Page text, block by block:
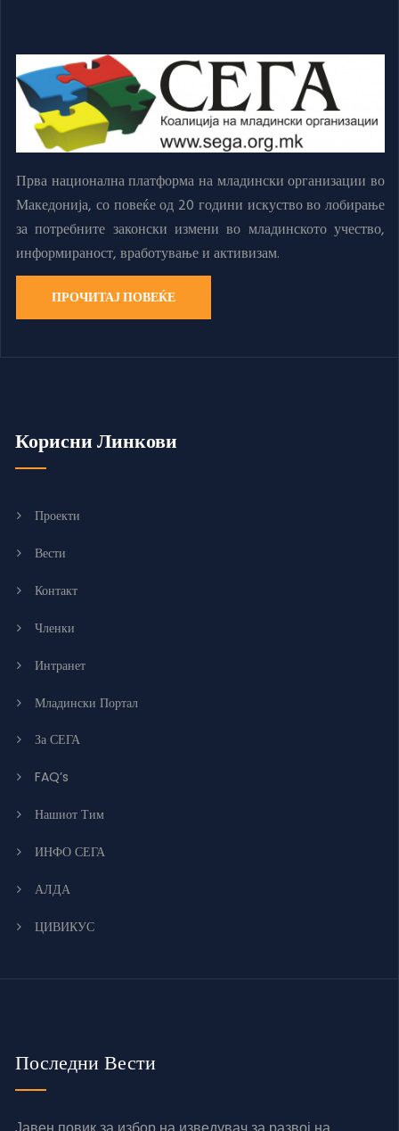
Прва национална платформа на младински организации во
Македонија, со повеќе од 20 години искуство во лобирање
за потребните законски измени во младинското учество,
информираност, вработување и активизам.
ПРОЧИТАЈ ПОВЕЌЕ
Корисни Линкови
Проекти
Вести
Контакт
Членки
Интранет
Младински Портал
За СЕГА
FAQ’s
Нашиот Тим
ИНФО СЕГА
АЛДА
ЦИВИКУС
Последни Вести